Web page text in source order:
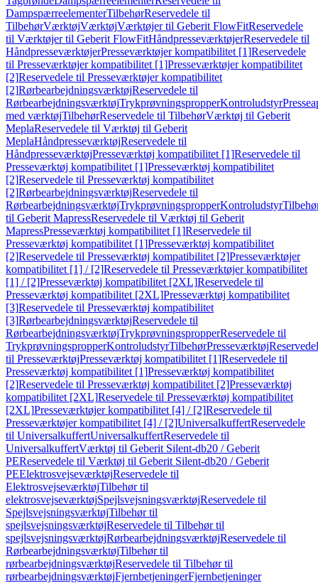
DampspærreelementerTilbehørReservedele til
TilbehørVærktøjVærktøjVærktøjer til Geberit FlowFitReservedele
til Værktøjer til Geberit FlowFitHåndpresseværktøjerReservedele til
HåndpresseværktøjerPresseværktøjer kompatibilitet [1]Reservedele
til Presseværktøjer kompatibilitet [1]Presseværktøjer kompatibilitet
[2]Reservedele til Presseværktøjer kompatibilitet
[2]RørbearbejdningsværktøjReservedele til
RørbearbejdningsværktøjTrykprøvningspropperKontroludstyr
med værktøjTilbehørReservedele til TilbehørVærktøj til Geberit
MeplaReservedele til Værktøj til Geberit
MeplaHåndpresseværktøjReservedele til
HåndpresseværktøjPresseværktøj kompatibilitet [1]Reservedele til
Presseværktøj kompatibilitet [1]Presseværktøj kompatibilitet
[2]Reservedele til Presseværktøj kompatibilitet
[2]RørbearbejdningsværktøjReservedele til
RørbearbejdningsværktøjTrykprøvningspropperKontroludstyr
til Geberit MapressReservedele til Værktøj til Geberit
MapressPresseværktøj kompatibilitet [1]Reservedele til
Presseværktøj kompatibilitet [1]Presseværktøj kompatibilitet
[2]Reservedele til Presseværktøj kompatibilitet [2]Presseværktøjer
kompatibilitet [1] / [2]Reservedele til Presseværktøjer kompatibilitet
[1] / [2]Presseværktøj kompatibilitet [2XL]Reservedele til
Presseværktøj kompatibilitet [2XL]Presseværktøj kompatibilitet
[3]Reservedele til Presseværktøj kompatibilitet
[3]RørbearbejdningsværktøjReservedele til
RørbearbejdningsværktøjTrykprøvningspropperReservedele til
TrykprøvningspropperKontroludstyrTilbehørPresseværktøj
til PresseværktøjPresseværktøj kompatibilitet [1]Reservedele til
Presseværktøj kompatibilitet [1]Presseværktøj kompatibilitet
[2]Reservedele til Presseværktøj kompatibilitet [2]Presseværktøj
kompatibilitet [2XL]Reservedele til Presseværktøj kompatibilitet
[2XL]Presseværktøjer kompatibilitet [4] / [2]Reservedele til
Presseværktøjer kompatibilitet [4] / [2]UniversalkuffertReservedele
til UniversalkuffertUniversalkuffertReservedele til
UniversalkuffertVærktøj til Geberit Silent-db20 / Geberit
PEReservedele til Værktøj til Geberit Silent-db20 / Geberit
PEElektrosvejseværktøjReservedele til
ElektrosvejseværktøjTilbehør til
elektrosvejseværktøjSpejlsvejsningsværktøjReservedele til
SpejlsvejsningsværktøjTilbehør til
spejlsvejsningsværktøjReservedele til Tilbehør til
spejlsvejsningsværktøjRørbearbejdningsværktøjReservedele til
RørbearbejdningsværktøjTilbehør til
rørbearbejdningsværktøjReservedele til Tilbehør til
rørbearbejdningsværktøjFjernbetjeningerFjernbetjeninger